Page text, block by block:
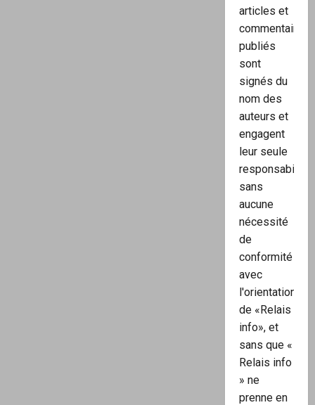
articles et
commentaires
publiés
sont
signés du
nom des
auteurs et
engagent
leur seule
responsabilité,
sans
aucune
nécessité
de
conformité
avec
l'orientation
de «Relais
info», et
sans que «
Relais info
» ne
prenne en